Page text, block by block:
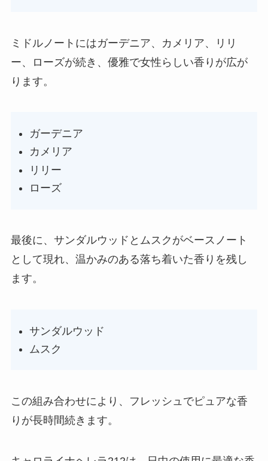
ミドルノートにはガーデニア、カメリア、リリ
ー、ローズが続き、優雅で女性らしい香りが広が
ります。
ガーデニア
カメリア
リリー
ローズ
最後に、サンダルウッドとムスクがベースノート
として現れ、温かみのある落ち着いた香りを残し
ます。
サンダルウッド
ムスク
この組み合わせにより、フレッシュでピュアな香
りが長時間続きます。